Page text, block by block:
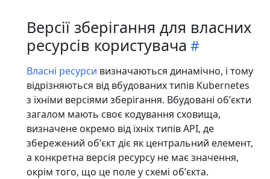
Версії зберігання для власних
ресурсів користувача
Власні ресурси визначаються динамічно, і тому
відрізняються від вбудованих типів Kubernetes
з їхніми версіями зберігання. Вбудовані обʼєкти
загалом мають своє кодування сховища,
визначене окремо від їхніх типів API, де
збережений обʼєкт діє як центральний елемент,
а конкретна версія ресурсу не має значення,
окрім того, що це поле у схемі обʼєкта.